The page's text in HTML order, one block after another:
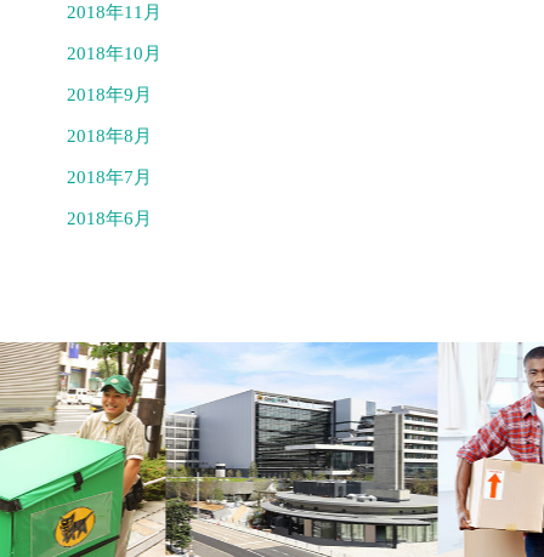
2018年11月
2018年10月
2018年9月
2018年8月
2018年7月
2018年6月